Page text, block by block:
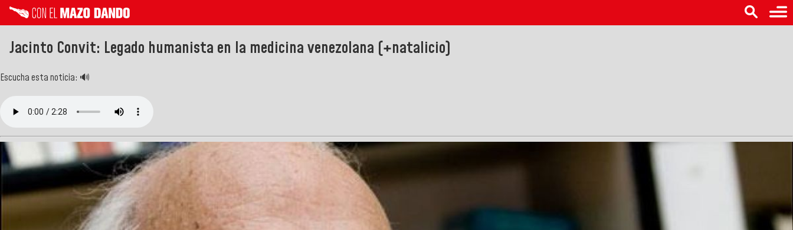
Jacinto Convit: Legado humanista en la medicina venezolana (+natalicio)
Escucha esta noticia: 🔊